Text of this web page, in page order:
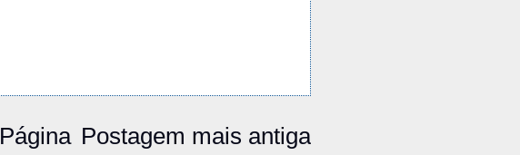
Postagem mais antiga
Página